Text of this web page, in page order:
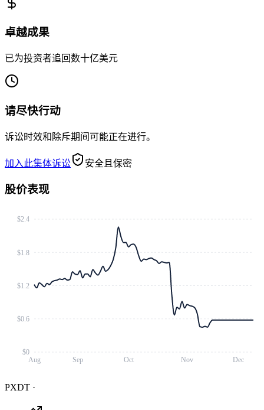
卓越成果
已为投资者追回数十亿美元
请尽快行动
诉讼时效和除斥期间可能正在进行。
加入此集体诉讼 安全且保密
股价表现
Aug Sep Oct Nov Dec
$0
$0.6
$1.2
$1.8
$2.4
PXDT ·